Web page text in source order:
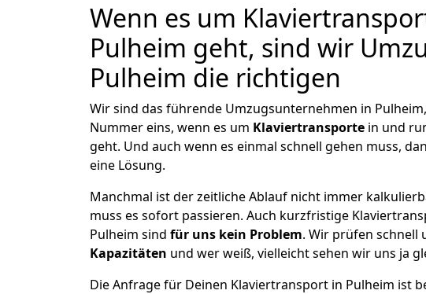
Wenn es um
Pulheim geht, sind wir
Pulheim die richtigen
Wir sind das führende Umzugsunternehmen in
Nummer eins, wenn es um Klaviertransporte in und
geht. Und auch wenn es einmal schnell gehen muss,
eine Lösung.
Manchmal ist der zeitliche Ablauf nicht immer
muss es sofort passieren. Auch kurzfristige
Pulheim sind für uns kein Problem. Wir prüfen schnell
Kapazitäten und wer weiß, vielleicht sehen wir uns ja
Die Anfrage für Deinen Klaviertransport in Pulheim ist